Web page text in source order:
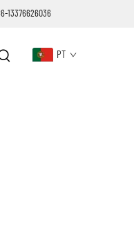
13376626036
PT